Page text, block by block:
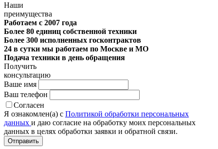
Наши
преимущества
Работаем с 2007 года
Более 80 единиц собственной техники
Более 300 исполненных госконтрактов
24 в сутки мы работаем по Москве и МО
Подача техники в день обращения
Получить
консультацию
Ваше имя
Ваш телефон
Согласен
Я ознакомлен(а) с Политикой обработки персональных
данных и даю согласие на обработку моих персональных
данных в целях обработки заявки и обратной связи.